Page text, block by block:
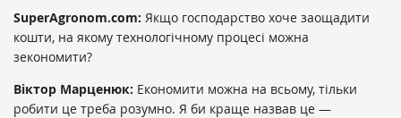
SuperAgronom.com: Якщо господарство хоче заощадити
кошти, на якому технологічному процесі можна
зекономити?
Віктор Марценюк: Економити можна на всьому, тільки
робити це треба розумно. Я би краще назвав це —